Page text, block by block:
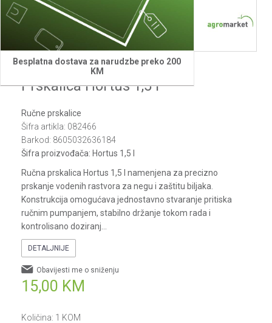
Besplatna dostava za narudzbe preko 200
KM
1 2 4 5
Villager
Prskalica Hortus 1,5 l
Ručne prskalice
Šifra artikla: 082466
Barkod: 8605032636184
Šifra proizvođača: Hortus 1,5 l
Ručna prskalica Hortus 1,5 l namenjena za precizno
prskanje vodenih rastvora za negu i zaštitu biljaka.
Konstrukcija omogućava jednostavno stvaranje pritiska
ručnim pumpanjem, stabilno držanje tokom rada i
kontrolisano doziranj
DETALJNIJE
15,00 KM
Obavijesti me o sniženju
Količina: 1 KOM